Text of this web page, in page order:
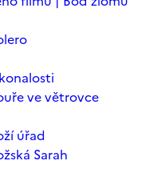
ve větrovce
úřad
Sarah